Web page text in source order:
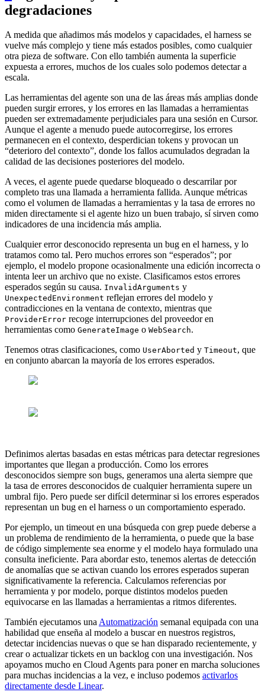
degradaciones
A medida que añadimos más modelos y capacidades, el harness se
vuelve más complejo y tiene más estados posibles, como cualquier
otra pieza de software. Con ello también aumenta la superficie
expuesta a errores, muchos de los cuales solo podemos detectar a
escala.
Las herramientas del agente son una de las áreas más amplias donde
pueden surgir errores, y los errores en las llamadas a herramientas
pueden ser extremadamente perjudiciales para una sesión en Cursor.
Aunque el agente a menudo puede autocorregirse, los errores
permanecen en el contexto, desperdician tokens y provocan un
“deterioro del contexto”, donde los fallos acumulados degradan la
calidad de las decisiones posteriores del modelo.
A veces, el agente puede quedarse bloqueado o descarrilar por
completo tras una llamada a herramienta fallida. Aunque métricas
como el volumen de llamadas a herramientas y la tasa de errores no
miden directamente si el agente hizo un buen trabajo, sí sirven como
indicadores de una incidencia más amplia.
Cualquier error desconocido representa un bug en el harness, y lo
tratamos como tal. Pero muchos errores son “esperados”; por
ejemplo, el modelo propone ocasionalmente una edición incorrecta o
intenta leer un archivo que no existe. Clasificamos estos errores
esperados según su causa. InvalidArguments y
UnexpectedEnvironment reflejan errores del modelo y
contradicciones en la ventana de contexto, mientras que
ProviderError recoge interrupciones del proveedor en
herramientas como GenerateImage o WebSearch.
Tenemos otras clasificaciones, como UserAborted y Timeout, que
en conjunto abarcan la mayoría de los errores esperados.
Definimos alertas basadas en estas métricas para detectar regresiones
importantes que llegan a producción. Como los errores
desconocidos siempre son bugs, generamos una alerta siempre que
la tasa de errores desconocidos de cualquier herramienta supere un
umbral fijo. Pero puede ser difícil determinar si los errores esperados
representan un bug en el harness o un comportamiento esperado.
Por ejemplo, un timeout en una búsqueda con grep puede deberse a
un problema de rendimiento de la herramienta, o puede que la base
de código simplemente sea enorme y el modelo haya formulado una
consulta ineficiente. Para abordar esto, tenemos alertas de detección
de anomalías que se activan cuando los errores esperados superan
significativamente la referencia. Calculamos referencias por
herramienta y por modelo, porque distintos modelos pueden
equivocarse en las llamadas a herramientas a ritmos diferentes.
También ejecutamos unaAutomatización semanal equipada con una
habilidad que enseña al modelo a buscar en nuestros registros,
detectar incidencias nuevas o que se han disparado recientemente, y
crear o actualizar tickets en un backlog con una investigación. Nos
apoyamos mucho en Cloud Agents para poner en marcha soluciones
para muchas incidencias a la vez, e incluso podemos activarlos
directamente desde Linear.